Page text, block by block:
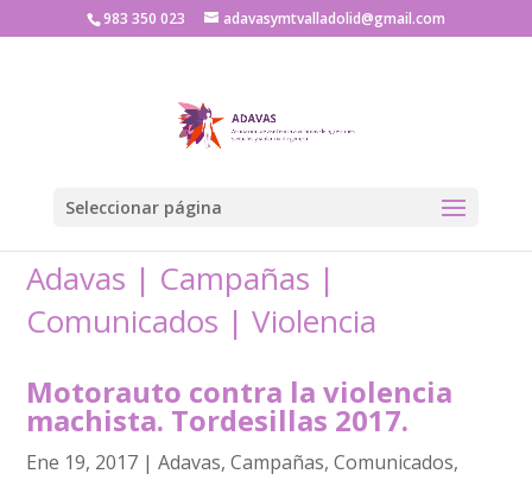
983 350 023 adavasymtvalladolid@gmail.com
Seleccionar página
Adavas | Campañas |
Comunicados |Violencia
Motorauto contra la violencia
machista. Tordesillas 2017.
Ene 19, 2017 |Adavas,Campañas,Comunicados,